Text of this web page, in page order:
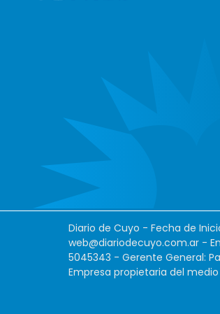
Diario de Cuyo - Fecha de
web@diariodecuyo.com.ar -
5045343 - Gerente General:
Empresa propietaria del medio -